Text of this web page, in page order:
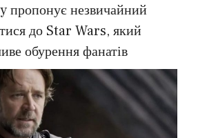
пропонує незвичайний
до Star Wars, який
обурення фанатів